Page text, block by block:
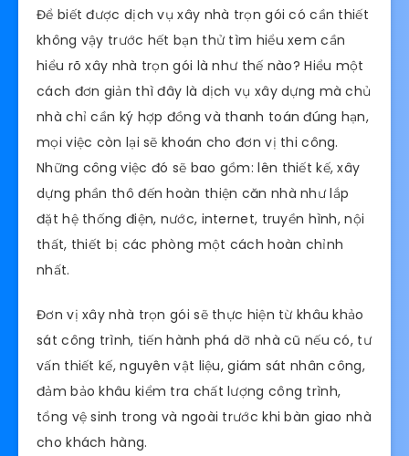
Để biết được dịch vụ xây nhà trọn gói có cần thiết
không vậy trước hết bạn thử tìm hiểu xem cần
hiểu rõ xây nhà trọn gói là như thế nào? Hiểu một
cách đơn giản thì đây là dịch vụ xây dựng mà chủ
nhà chỉ cần ký hợp đồng và thanh toán đúng hạn,
mọi việc còn lại sẽ khoán cho đơn vị thi công.
Những công việc đó sẽ bao gồm: lên thiết kế, xây
dựng phần thô đến hoàn thiện căn nhà như lắp
đặt hệ thống điện, nước, internet, truyền hình, nội
thất, thiết bị các phòng một cách hoàn chỉnh
nhất.
Đơn vị xây nhà trọn gói sẽ thực hiện từ khâu khảo
sát công trình, tiến hành phá dỡ nhà cũ nếu có, tư
vấn thiết kế, nguyên vật liệu, giám sát nhân công,
đảm bảo khâu kiểm tra chất lượng công trình,
tổng vệ sinh trong và ngoài trước khi bàn giao nhà
cho khách hàng.